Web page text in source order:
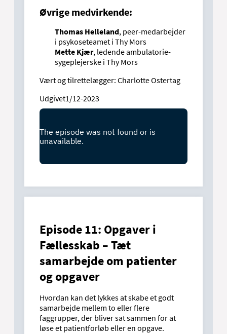
Øvrige medvirkende:
Thomas Helleland, peer-medarbejder
i psykoseteamet i Thy Mors
Mette Kjær, ledende ambulatorie-
sygeplejerske i Thy Mors
Vært og tilrettelægger: Charlotte Ostertag
Udgivet1/12-2023
Episode 11: Opgaver i
Fællesskab – Tæt
samarbejde om patienter
og opgaver
Hvordan kan det lykkes at skabe et godt
samarbejde mellem to eller flere
faggrupper, der bliver sat sammen for at
løse et patientforløb eller en opgave.